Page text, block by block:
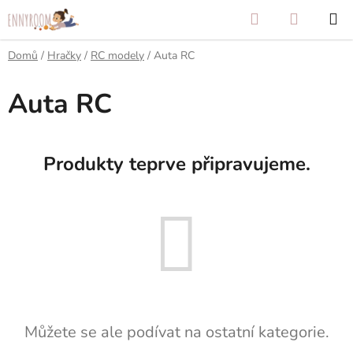
na
obsah
Hledat
KOŠÍK
Domů / Hračky / RC modely / Auta RC
Auta RC
Produkty teprve připravujeme.
Můžete se ale podívat na ostatní kategorie.